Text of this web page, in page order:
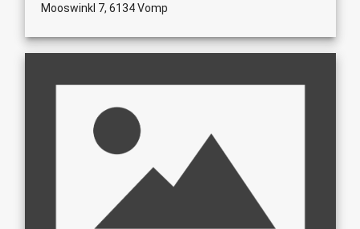
Mooswinkl 7, 6134 Vomp